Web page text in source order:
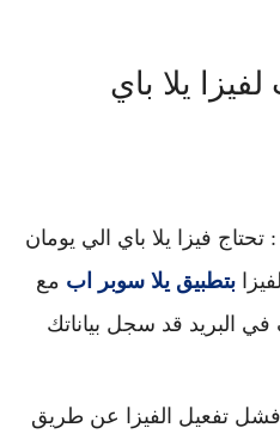
يلا باي
: تحتاج فيزا يلا باي الي يومان
بتطبيق يلا سوبر اب مع
البريد قد سجل بياناتك
تفعيل الفيزا عن طريق